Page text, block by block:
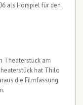
als Hörspiel für den
Theaterstück am
hat Thilo
die Filmfassung